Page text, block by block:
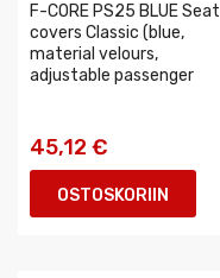
F-CORE PS25 BLUE Seat
covers Classic (blue,
material velours,
adjustable passenger
45,12 €
OSTOSKORIIN